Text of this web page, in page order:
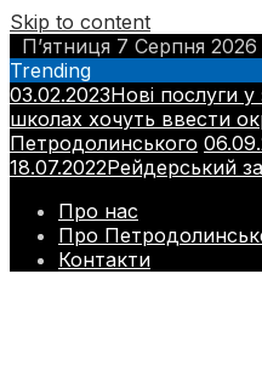
Skip to content
П’ятниця 7 Серпня 2026
Trending
03.02.2023Нові послуги у
школах хочуть ввести
Петродолинського
18.07.2022Рейдерський
Про нас
Про
Контакти